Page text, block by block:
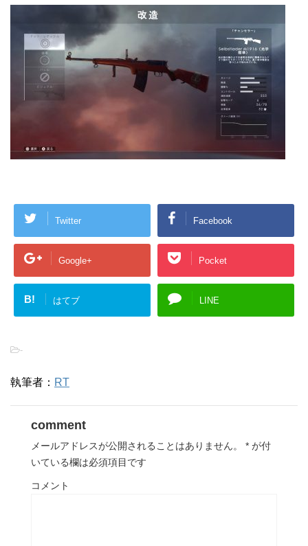
Twitter Facebook
Google+ Pocket
B! はてブ LINE
-
執筆者： RT
comment
メールアドレスが公開されることはありません。 * が付
いている欄は必須項目です
コメント